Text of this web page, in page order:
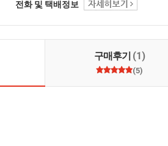
전화 및 택배정보
구매후기 (1)
(5)